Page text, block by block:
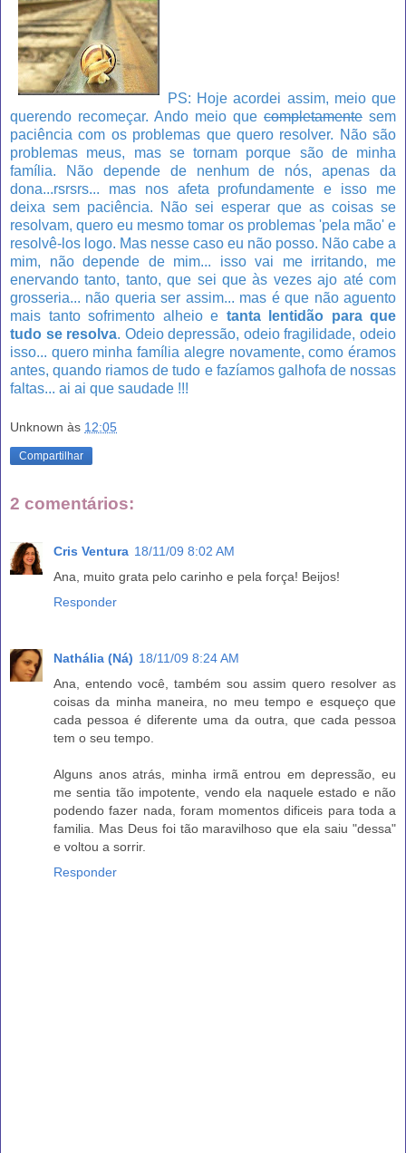
PS: Hoje acordei assim, meio que
querendo recomeçar. Ando meio que completamente sem
paciência com os problemas que quero resolver. Não são
problemas meus, mas se tornam porque são de minha
família. Não depende de nenhum de nós, apenas da
dona...rsrsrs... mas nos afeta profundamente e isso me
deixa sem paciência. Não sei esperar que as coisas se
resolvam, quero eu mesmo tomar os problemas 'pela mão' e
resolvê-los logo. Mas nesse caso eu não posso. Não cabe a
mim, não depende de mim... isso vai me irritando, me
enervando tanto, tanto, que sei que às vezes ajo até com
grosseria... não queria ser assim... mas é que não aguento
mais tanto sofrimento alheio e tanta lentidão para que
tudo se resolva. Odeio depressão, odeio fragilidade, odeio
isso... quero minha família alegre novamente, como éramos
antes, quando riamos de tudo e fazíamos galhofa de nossas
faltas... ai ai que saudade !!!
Unknown às 12:05
Compartilhar
2 comentários:
Cris Ventura 18/11/09 8:02 AM
Ana, muito grata pelo carinho e pela força! Beijos!
Responder
Nathália (Ná) 18/11/09 8:24 AM
Ana, entendo você, também sou assim quero resolver as
coisas da minha maneira, no meu tempo e esqueço que
cada pessoa é diferente uma da outra, que cada pessoa
tem o seu tempo.
Alguns anos atrás, minha irmã entrou em depressão, eu
me sentia tão impotente, vendo ela naquele estado e não
podendo fazer nada, foram momentos dificeis para toda a
familia. Mas Deus foi tão maravilhoso que ela saiu "dessa"
e voltou a sorrir.
Responder